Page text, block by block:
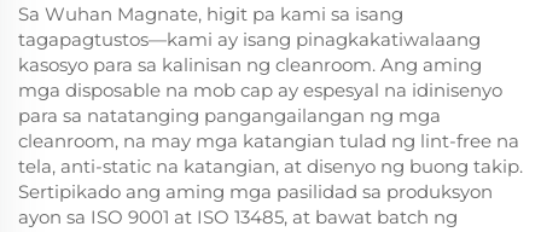
Sa Wuhan Magnate, higit pa kami sa isang
tagapagtustos—kami ay isang pinagkakatiwalaang
kasosyo para sa kalinisan ng cleanroom. Ang aming
mga disposable na mob cap ay espesyal na idinisenyo
para sa natatanging pangangailangan ng mga
cleanroom, na may mga katangian tulad ng lint-free na
tela, anti-static na katangian, at disenyo ng buong takip.
Sertipikado ang aming mga pasilidad sa produksyon
ayon sa ISO 9001 at ISO 13485, at bawat batch ng